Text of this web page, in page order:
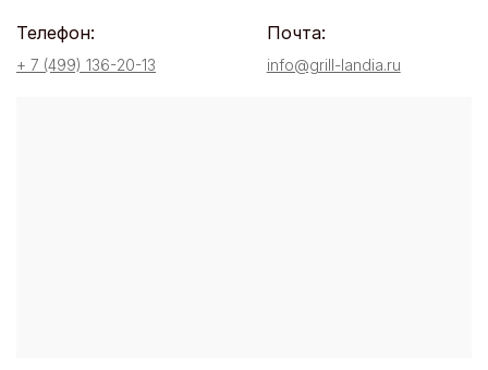
Телефон:
+ 7 (499) 136-20-13
Почта:
info@grill-landia.ru